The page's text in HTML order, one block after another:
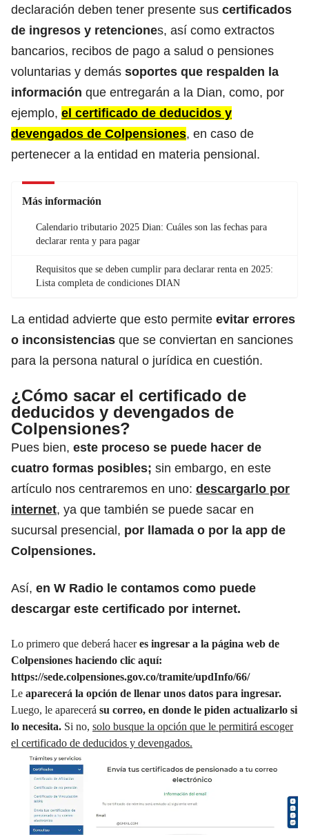
declaración deben tener presente sus certificados
de ingresos y retenciones, así como extractos
bancarios, recibos de pago a salud o pensiones
voluntarias y demás soportes que respalden la
información que entregarán a la Dian, como, por
ejemplo, el certificado de deducidos y
devengados de Colpensiones, en caso de
pertenecer a la entidad en materia pensional.
Más información
Calendario tributario 2025 Dian: Cuáles son las fechas para
declarar renta y para pagar
Requisitos que se deben cumplir para declarar renta en 2025:
Lista completa de condiciones DIAN
La entidad advierte que esto permite evitar errores
o inconsistencias que se conviertan en sanciones
para la persona natural o jurídica en cuestión.
¿Cómo sacar el certificado de
deducidos y devengados de
Colpensiones?
Pues bien, este proceso se puede hacer de
cuatro formas posibles; sin embargo, en este
artículo nos centraremos en uno: descargarlo por
internet, ya que también se puede sacar en
sucursal presencial, por llamada o por la app de
Colpensiones.
Así, en W Radio le contamos como puede
descargar este certificado por internet.
Lo primero que deberá haceres ingresar a la página web de
Colpensiones haciendo clic aquí:
https://sede.colpensiones.gov.co/tramite/updInfo/66/
Le aparecerá la opción de llenar unos datos para ingresar.
Luego, le aparecerá su correo, en donde le piden actualizarlo si
lo necesita. Si no, solo busque la opción que le permitirá escoger
el certificado de deducidos y devengados.